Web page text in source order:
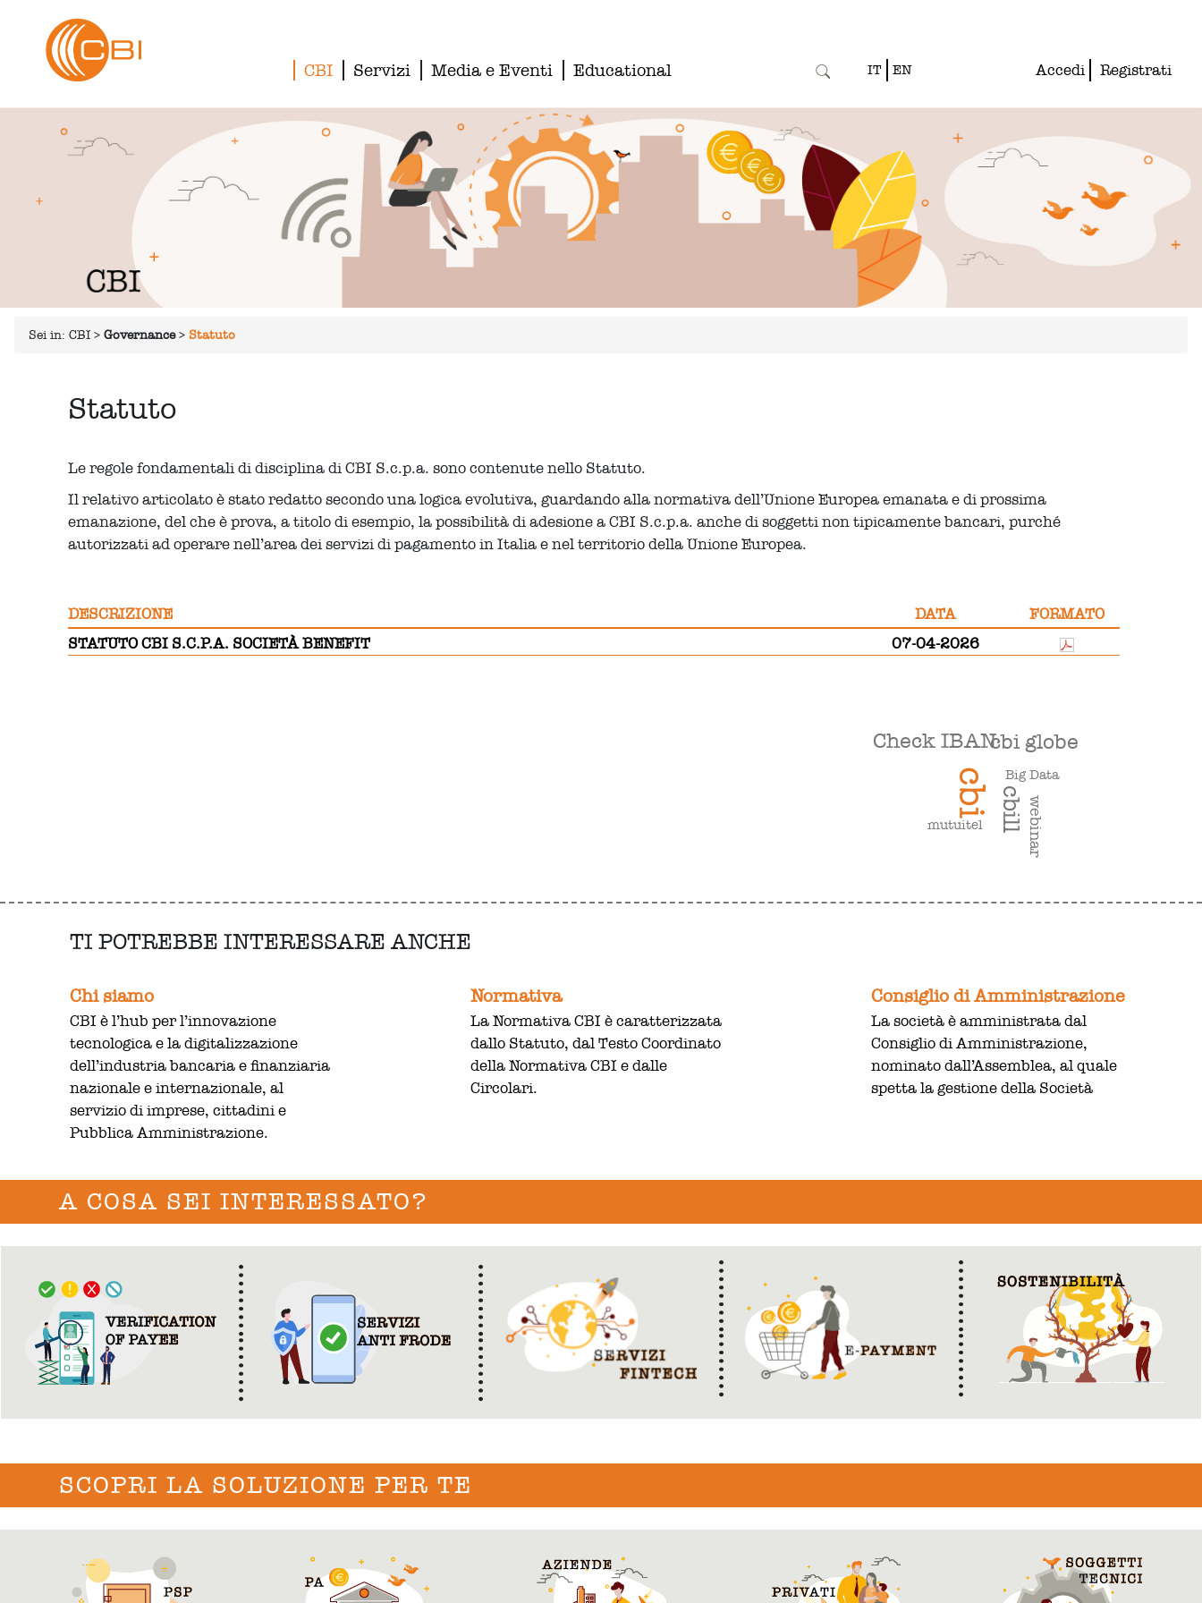
CBI Servizi Media e Eventi Educational IT EN Accedi Registrati
Sei in: CBI > Governance > Statuto
Statuto
Le regole fondamentali di disciplina di CBI S.c.p.a. sono contenute nello Statuto.
Il relativo articolato è stato redatto secondo una logica evolutiva, guardando alla normativa dell’Unione Europea emanata e di prossima
emanazione, del che è prova, a titolo di esempio, la possibilità di adesione a CBI S.c.p.a. anche di soggetti non tipicamente bancari, purché
autorizzati ad operare nell’area dei servizi di pagamento in Italia e nel territorio della Unione Europea.
DESCRIZIONE DATA
FORMATO
STATUTO CBI S.C.P.A. SOCIETÀ BENEFIT
07-04-2026
cbi cbill
cbi globe
Check IBAN
webinar
mutuitel
Big Data
TI POTREBBE INTERESSARE ANCHE
Chi siamo
CBI è l’hub per l’innovazione
tecnologica e la digitalizzazione
dell’industria bancaria e finanziaria
nazionale e internazionale, al
servizio di imprese, cittadini e
Pubblica Amministrazione.
Normativa
La Normativa CBI è caratterizzata
dallo Statuto, dal Testo Coordinato
della Normativa CBI e dalle
Circolari.
Consiglio di Amministrazione
La società è amministrata dal
Consiglio di Amministrazione,
nominato dall’Assemblea, al quale
spetta la gestione della Società
A COSA SEI INTERESSATO?
SCOPRI LA SOLUZIONE PER TE